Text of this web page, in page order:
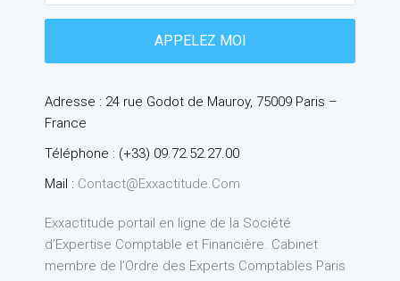
Adresse : 24 rue Godot de Mauroy, 75009 Paris –
France
Téléphone : (+33) 09.72.52.27.00
Mail : Contact@exxactitude.com
Exxactitude portail en ligne de la Société
d’Expertise Comptable et Financière. Cabinet
membre de l’Ordre des Experts Comptables Paris